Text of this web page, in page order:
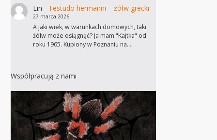
Lin - Testudo hermanni – żółw grecki
27 marca 2026
A jaki wiek, w warunkach domowych, taki
żółw może osiągnąć? Ja mam "Kajtka" od
roku 1965. Kupiony w Poznaniu na…
Współpracują z nami